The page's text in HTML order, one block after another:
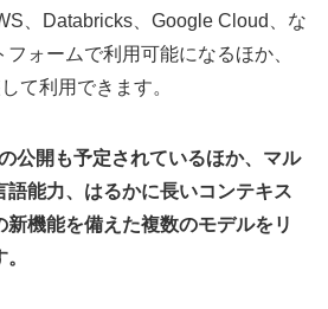
、Databricks、Google Cloud、な
ォームで利用可能になるほか、
て利用できます。
公開も予定されているほか、マル
語能力、はるかに長いコンテキス
新機能を備えた複数のモデルをリ